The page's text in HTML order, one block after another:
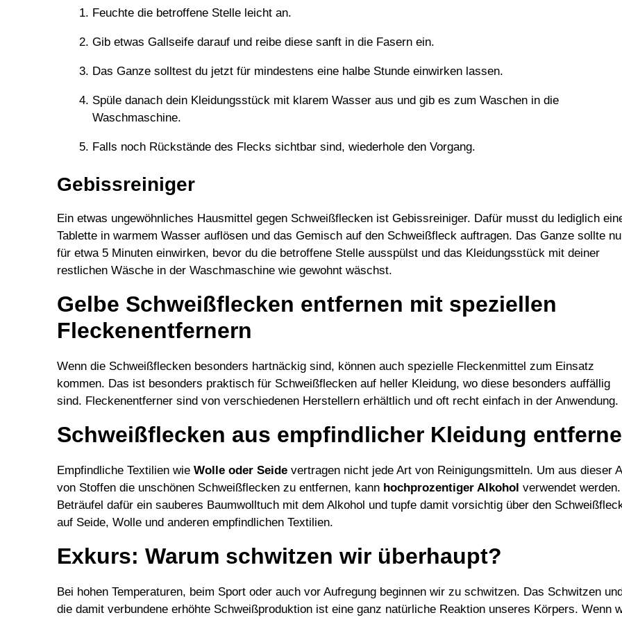
Feuchte die betroffene Stelle leicht an.
Gib etwas Gallseife darauf und reibe diese sanft in die Fasern ein.
Das Ganze solltest du jetzt für mindestens eine halbe Stunde einwirken lassen.
Spüle danach dein Kleidungsstück mit klarem Wasser aus und gib es zum Waschen in die
Waschmaschine.
Falls noch Rückstände des Flecks sichtbar sind, wiederhole den Vorgang.
Gebissreiniger
Ein etwas ungewöhnliches Hausmittel gegen Schweißflecken ist Gebissreiniger. Dafür musst du lediglich
Tablette in warmem Wasser auflösen und das Gemisch auf den Schweißfleck auftragen. Das Ganze sollte
für etwa 5 Minuten einwirken, bevor du die betroffene Stelle ausspülst und das Kleidungsstück mit deiner
restlichen Wäsche in der Waschmaschine wie gewohnt wäschst.
Gelbe Schweißflecken entfernen mit speziellen
Fleckenentfernern
Wenn die Schweißflecken besonders hartnäckig sind, können auch spezielle Fleckenmittel zum Einsatz
kommen. Das ist besonders praktisch für Schweißflecken auf heller Kleidung, wo diese besonders auffällig
sind. Fleckenentferner sind von verschiedenen Herstellern erhältlich und oft recht einfach in der Anwendung.
Schweißflecken aus empfindlicher Kleidung
Empfindliche Textilien wie Wolle oder Seide vertragen nicht jede Art von Reinigungsmitteln. Um aus dieser
von Stoffen die unschönen Schweißflecken zu entfernen, kann hochprozentiger Alkohol verwendet werden.
Beträufel dafür ein sauberes Baumwolltuch mit dem Alkohol und tupfe damit vorsichtig über den
auf Seide, Wolle und anderen empfindlichen Textilien.
Exkurs: Warum schwitzen wir überhaupt?
Bei hohen Temperaturen, beim Sport oder auch vor Aufregung beginnen wir zu schwitzen. Das Schwitzen
die damit verbundene erhöhte Schweißproduktion ist eine ganz natürliche Reaktion unseres Körpers. Wenn